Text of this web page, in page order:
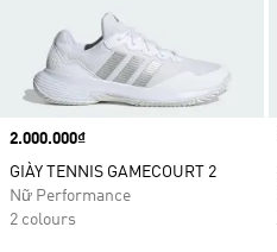
Price
2.000.000₫
GIÀY TENNIS GAMECOURT 2
Nữ Performance
2 colours